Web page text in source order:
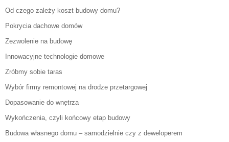
Od czego zależy koszt budowy domu?
Pokrycia dachowe domów
Zezwolenie na budowę
Innowacyjne technologie domowe
Zróbmy sobie taras
Wybór firmy remontowej na drodze przetargowej
Dopasowanie do wnętrza
Wykończenia, czyli końcowy etap budowy
Budowa własnego domu – samodzielnie czy z deweloperem